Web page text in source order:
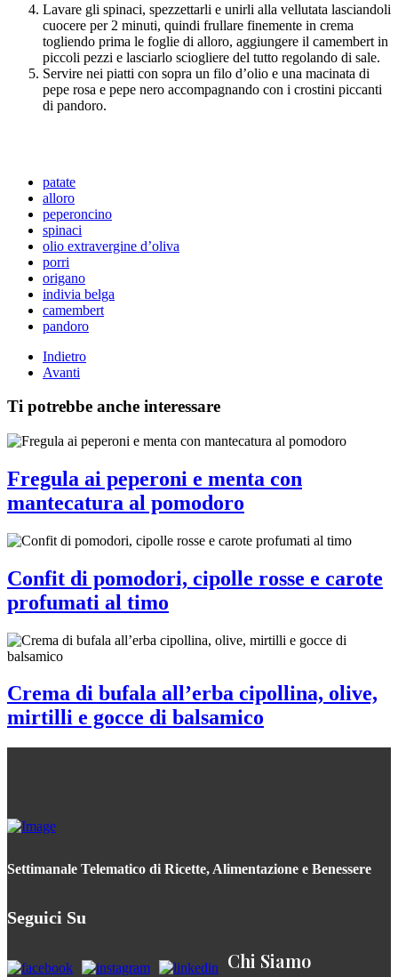
Lavare gli spinaci, spezzettarli e unirli alla vellutata lasciandoli
cuocere per 2 minuti, quindi frullare finemente in crema
togliendo prima le foglie di alloro, aggiungere il camembert in
piccoli pezzi e lasciarlo sciogliere del tutto regolando di sale.
Servire nei piatti con sopra un filo d’olio e una macinata di
pepe rosa e pepe nero accompagnando con i crostini piccanti
di pandoro.
patate
alloro
peperoncino
spinaci
olio extravergine d’oliva
porri
origano
indivia belga
camembert
pandoro
Indietro
Avanti
Ti potrebbe anche interessare
Fregula ai peperoni e menta con
mantecatura al pomodoro
Confit di pomodori, cipolle rosse e carote
profumati al timo
Crema di bufala all’erba cipollina, olive,
mirtilli e gocce di balsamico
Settimanale Telematico di Ricette, Alimentazione e Benessere
Seguici Su
Chi Siamo